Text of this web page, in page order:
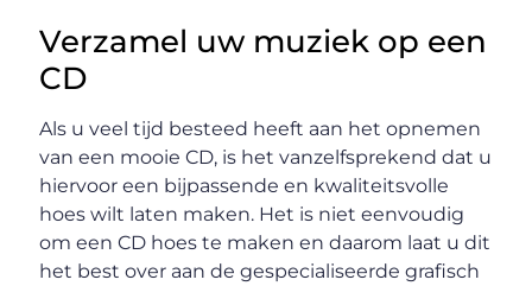
Verzamel uw muziek op een
CD
Als u veel tijd besteed heeft aan het opnemen
van een mooie CD, is het vanzelfsprekend dat u
hiervoor een bijpassende en kwaliteitsvolle
hoes wilt laten maken. Het is niet eenvoudig
om een CD hoes te maken en daarom laat u dit
het best over aan de gespecialiseerde grafisch